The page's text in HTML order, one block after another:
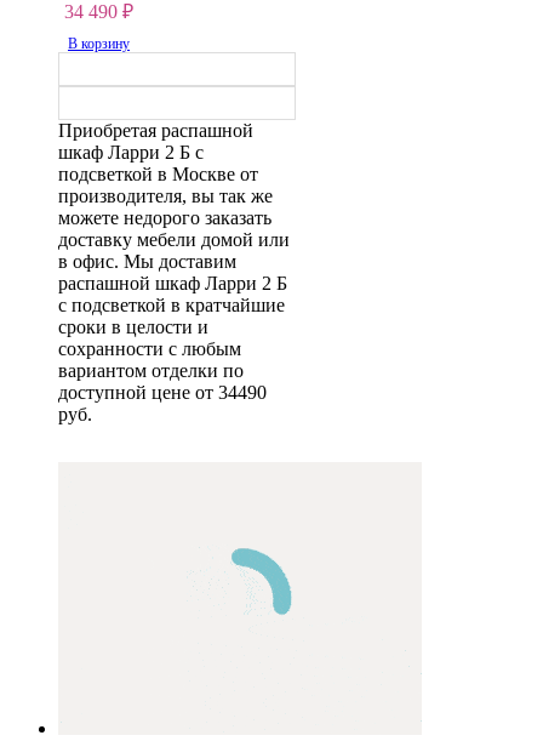
34 490 ₽
В корзину
Приобретая распашной
шкаф Ларри 2 Б с
подсветкой в Москве от
производителя, вы так же
можете недорого заказать
доставку мебели домой или
в офис. Мы доставим
распашной шкаф Ларри 2 Б
с подсветкой в кратчайшие
сроки в целости и
сохранности с любым
вариантом отделки по
доступной цене от 34490
руб.